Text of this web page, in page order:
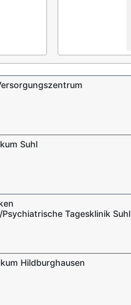
Suhl
Tagesklinik Suhl
Hildburghausen